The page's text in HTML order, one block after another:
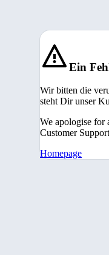
Ein
Wir bitten die
steht Dir unser
We apologise for
Customer
Homepage